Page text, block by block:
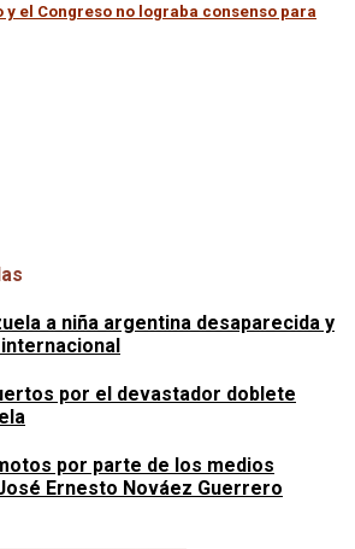
el Congreso no lograba consenso para
a niña argentina desaparecida y
por el devastador doblete
por parte de los medios
Ernesto Nováez Guerrero